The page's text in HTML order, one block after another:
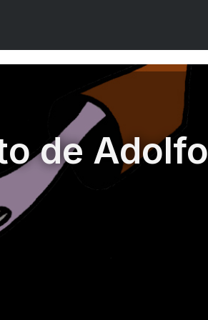
de Adolfo